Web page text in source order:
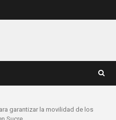
garantizar la movilidad de los